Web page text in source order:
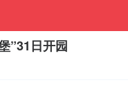
”31日开园